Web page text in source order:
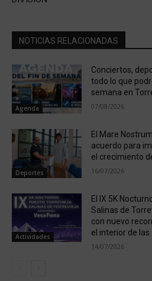
NOTICIAS RELACIONADAS
Agenda
Conciertos,
todo lo que
semana en
07/08/2026
Deportes
El Mare
acuerdo para
el crecimiento
16/07/2026
Actividades
El IX 5K
Salinas de
con nuevo
el interior de las...
14/07/2026